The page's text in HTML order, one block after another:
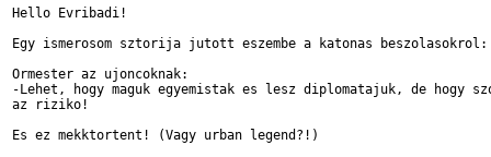
Hello Evribadi!
Egy ismerosom sztorija jutott eszembe a katonas beszolasokrol:
Ormester az ujoncoknak:
-Lehet, hogy maguk egyemistak es lesz diplomatajuk, de hogy
az riziko!
Es ez mekktortent! (Vagy urban legend?!)